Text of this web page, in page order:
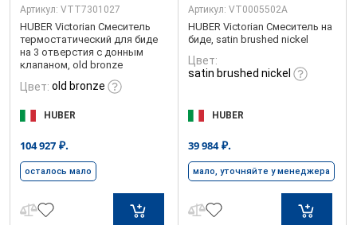
Артикул: VTT7301027
HUBER Victorian Смеситель
термостатический для биде
на 3 отверстия с донным
клапаном, old bronze
Цвет: old bronze
HUBER
104 927 ₽.
осталось мало
Артикул: VT0005502A
HUBER Victorian Смеситель на
биде, satin brushed nickel
Цвет:
satin brushed nickel
HUBER
39 984₽.
мало, уточняйте у менеджера